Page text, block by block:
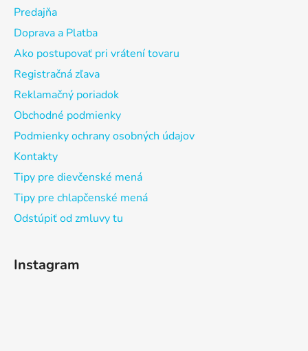
Predajňa
Doprava a Platba
Ako postupovať pri vrátení tovaru
Registračná zľava
Reklamačný poriadok
Obchodné podmienky
Podmienky ochrany osobných údajov
Kontakty
Tipy pre dievčenské mená
Tipy pre chlapčenské mená
Odstúpiť od zmluvy tu
Instagram